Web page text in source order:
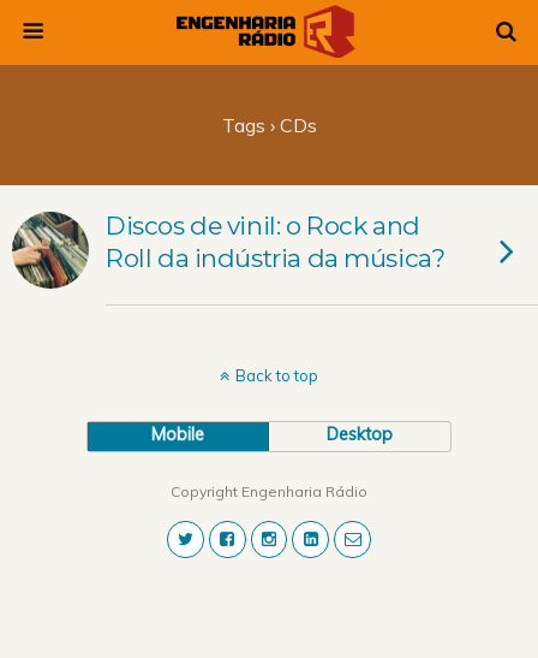
Tags › CDs
Discos de vinil: o Rock and
Roll da indústria da música?
Back to top
Mobile Desktop
Copyright Engenharia Rádio